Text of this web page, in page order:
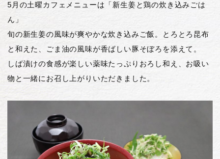
5月の土曜カフェメニューは「新生姜と鶏の炊き込みごは
ん」
旬の新生姜の風味が爽やかな炊き込みご飯。とろとろ昆布
と和えた、ごま油の風味が香ばしい豚そぼろを添えて。
しば漬けの食感が楽しい薬味たっぷりおろし和え、お吸い
物と一緒にお召し上がりいただきました。